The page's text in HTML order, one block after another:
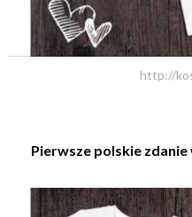
http://
Pierwsze polskie